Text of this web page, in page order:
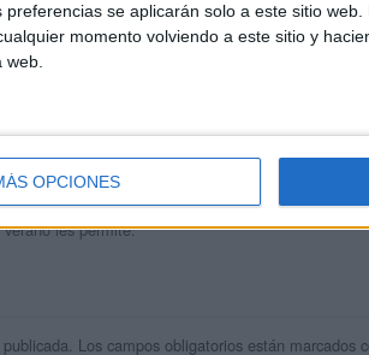
preferencias se aplicarán solo a este sitio
momento volviendo a este sitio y
OPCIONES
un blog, es la apuesta personal de dos profesores
son los encargados de los contenidos que
la mayor parte del tiempo, que sus tareas
les permite.
Los campos obligatorios están marcados